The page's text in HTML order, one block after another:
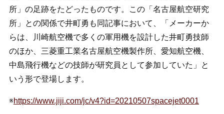
所」の足跡をたどったものです。この「名古屋航空研究
所」との関係で井町勇も同記事において、「メーカーか
らは、川崎航空機で多くの軍用機を設計した井町勇技師
のほか、三菱重工業名古屋航空機製作所、愛知航空機、
中島飛行機などの技師が研究員として参加していた」と
いう形で登場します。
※https://www.jiji.com/jc/v4?id=20210507spacejet0001